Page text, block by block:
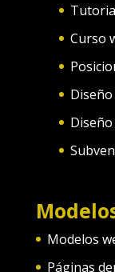
Curso
Modelos
Páginas